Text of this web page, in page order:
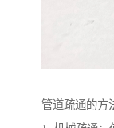
管道疏通的方